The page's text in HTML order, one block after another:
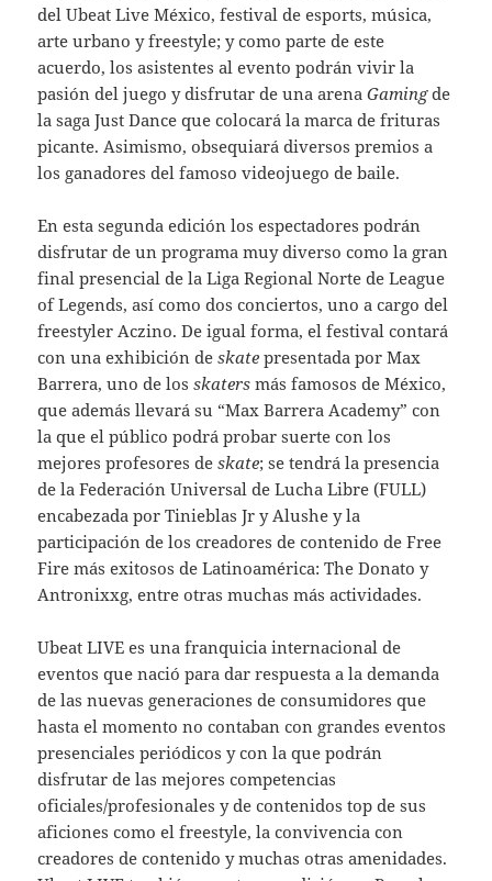
del Ubeat Live México, festival de esports, música,
arte urbano y freestyle; y como parte de este
acuerdo, los asistentes al evento podrán vivir la
pasión del juego y disfrutar de una arenaGamingde
la saga Just Dance que colocará la marca de frituras
picante. Asimismo, obsequiará diversos premios a
los ganadores del famoso videojuego de baile.
En esta segunda edición los espectadores podrán
disfrutar de un programa muy diverso como la gran
final presencial de la Liga Regional Norte de League
of Legends, así como dos conciertos, uno a cargo del
freestyler Aczino. De igual forma, el festival contará
con una exhibición deskate presentada por Max
Barrera, uno de losskaters más famosos de México,
que además llevará su “Max Barrera Academy” con
la que el público podrá probar suerte con los
mejores profesores deskate; se tendrá la presencia
de la Federación Universal de Lucha Libre (FULL)
encabezada por Tinieblas Jr y Alushe y la
participación de los creadores de contenido de Free
Fire más exitosos de Latinoamérica: The Donato y
Antronixxg, entre otras muchas más actividades.
Ubeat LIVE es una franquicia internacional de
eventos que nació para dar respuesta a la demanda
de las nuevas generaciones de consumidores que
hasta el momento no contaban con grandes eventos
presenciales periódicos y con la que podrán
disfrutar de las mejores competencias
oficiales/profesionales y de contenidos top de sus
aficiones como el freestyle, la convivencia con
creadores de contenido y muchas otras amenidades.